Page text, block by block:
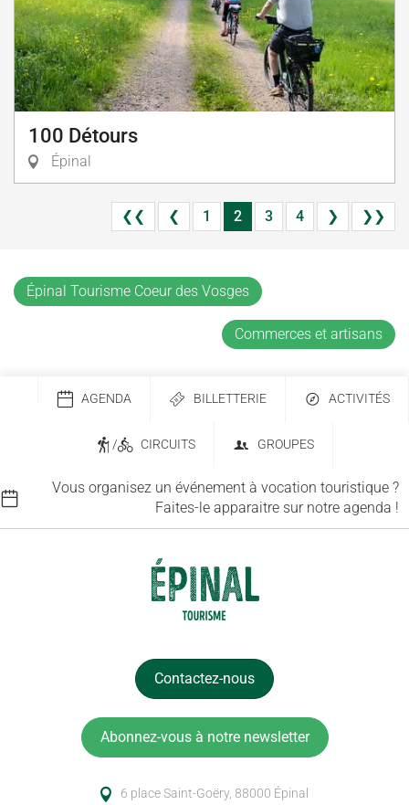
100 Détours
Épinal
❮❮ ❮ 1 2 3 4 ❯ ❯❯
Épinal Tourisme Coeur des Vosges
Commerces et artisans
AGENDA BILLETTERIE ACTIVITÉS
/ CIRCUITS GROUPES
Vous organisez un événement à vocation touristique ?
Faites-le apparaitre sur notre agenda !
Contactez-nous
Abonnez-vous à notre newsletter
6 place Saint-Goëry, 88000 Épinal